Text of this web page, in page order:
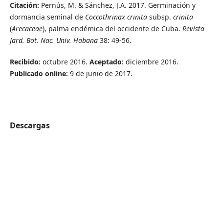
Citación: Pernús, M. & Sánchez, J.A. 2017. Germinación y
dormancia seminal de Coccothrinax crinita subsp. crinita
(Arecaceae), palma endémica del occidente de Cuba. Revista
Jard. Bot. Nac. Univ. Habana 38: 49-56.
Recibido: octubre 2016. Aceptado: diciembre 2016.
Publicado online: 9 de junio de 2017.
Descargas